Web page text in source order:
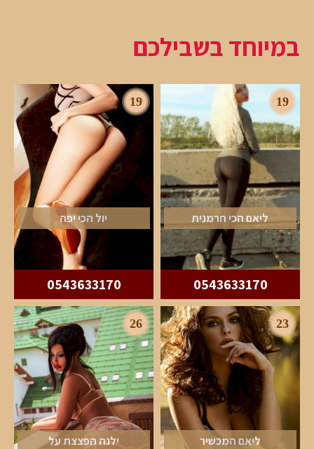
במיוחד בשבילכם
19
ליאם הכי חרמנית
0543633170
19
יול הכי יפה
0543633170
23
ליאם המכשיר
26
ילנה הפצצת על